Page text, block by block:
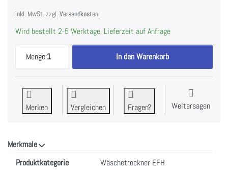
inkl. MwSt. zzgl. Versandkosten
Wird bestellt 2-5 Werktage, Lieferzeit auf Anfrage
Menge:1
ELECTROLUX WASL2M1R0 Waschmaschine 8
In den Warenkorb
Merken Vergleichen Fragen? Weitersagen
Merkmale
Produktkategorie Wäschetrockner EFH